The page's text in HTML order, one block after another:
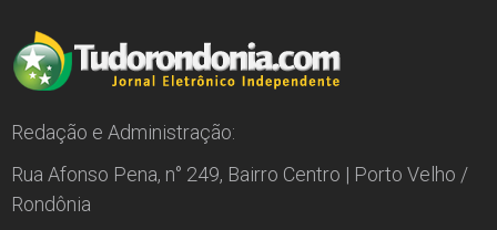
Redação e Administração:
Rua Afonso Pena, n° 249, Bairro Centro | Porto Velho /
Rondônia